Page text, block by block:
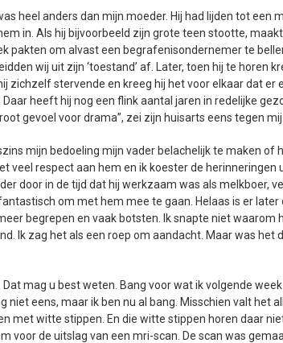
heel anders dan mijn moeder. Hij had lijden tot een
in. Als hij bijvoorbeeld zijn grote teen stootte,
pakten om alvast een begrafenisondernemer te
wij uit zijn ‘toestand’ af. Later, toen hij te horen
zichzelf stervende en kreeg hij het voor elkaar dat er
heeft hij nog een flink aantal jaren in redelijke
gevoel voor drama”, zei zijn huisarts eens tegen mij.
mijn bedoeling mijn vader belachelijk te maken of
veel respect aan hem en ik koester de herinneringen
door in de tijd dat hij werkzaam was als melkboer,
om met hem mee te gaan. Helaas is er
begrepen en vaak botsten. Ik snapte niet waarom
Ik zag het als een roep om aandacht. Maar was het
Dat mag u best weten. Bang voor wat ik volgende
niet eens, maar ik ben nu al bang. Misschien valt het
met witte stippen. En die witte stippen horen daar
voor de uitslag van een mri-scan. De scan was